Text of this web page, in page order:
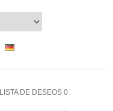
LISTA DE DESEOS 0